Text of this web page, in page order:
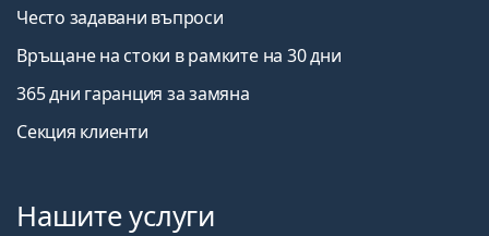
Често задавани въпроси
Връщане на стоки в рамките на 30 дни
365 дни гаранция за замяна
Секция клиенти
Нашите услуги